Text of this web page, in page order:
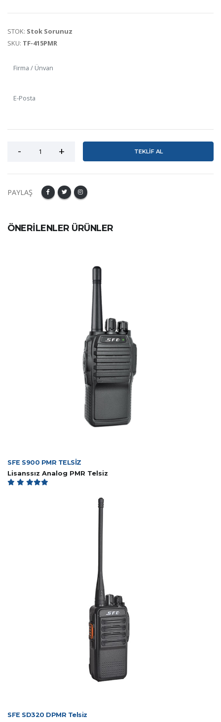
STOK: Stok Sorunuz
SKU: TF-415PMR
TEKLİF AL
PAYLAŞ
ÖNERİLENLER ÜRÜNLER
SFE S900 PMR TELSİZ
Lisanssız Analog PMR Telsiz
SFE SD320 DPMR Telsiz